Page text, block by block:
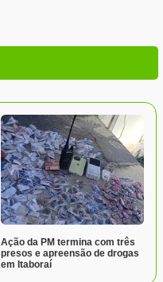
Ação da PM termina com três
presos e apreensão de drogas
em Itaboraí